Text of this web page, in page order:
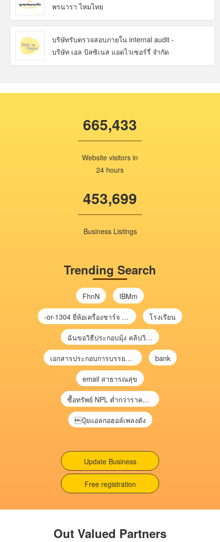
พรนารา ไหมไทย
บริษัทรับตรวจสอบภายใน internal audit -
บริษัท เอล บิสซิเนส แอดไวเซอร์รี่ จำกัด
665,433
Website visitors in
24 hours
453,699
Business Listings
Trending Search
FhnN IBMm
-or-1304 ยี่ห้อเครื่องชาร์จ chargecore โรงเรียน
ฉันขอวิธีประกอบมุ้ง คลิปวิดีโอ การประกอบมุ้ง
เอกสารประกอบการบรรยาย การประเมินความเสี่ยงเพื่อวางแผนการตรวจสอบ \ bank
email สาธารณสุข
ซื้อทรัพย์ NPL ต่ำกว่าราคาตลาด 30-70% แบบไม่ต้องไปประมูล”
ปุ้ยแอลกอฮอล์เพลงดัง
Update Business
Free registration
Out Valued Partners